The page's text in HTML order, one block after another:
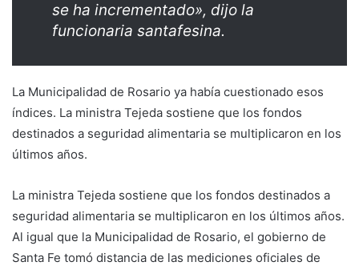
se ha incrementado», dijo la
funcionaria santafesina.
La Municipalidad de Rosario ya había cuestionado esos
índices. La ministra Tejeda sostiene que los fondos
destinados a seguridad alimentaria se multiplicaron en los
últimos años.
La ministra Tejeda sostiene que los fondos destinados a
seguridad alimentaria se multiplicaron en los últimos años.
Al igual que la Municipalidad de Rosario, el gobierno de
Santa Fe tomó distancia de las mediciones oficiales de